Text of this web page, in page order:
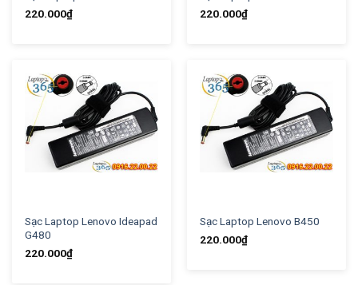
220.000₫
220.000₫
Sạc Laptop Lenovo Ideapad
G480
220.000₫
Sạc Laptop Lenovo B450
220.000₫